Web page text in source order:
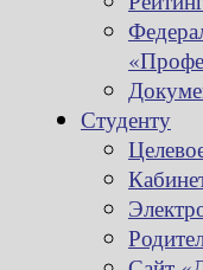
Студенту